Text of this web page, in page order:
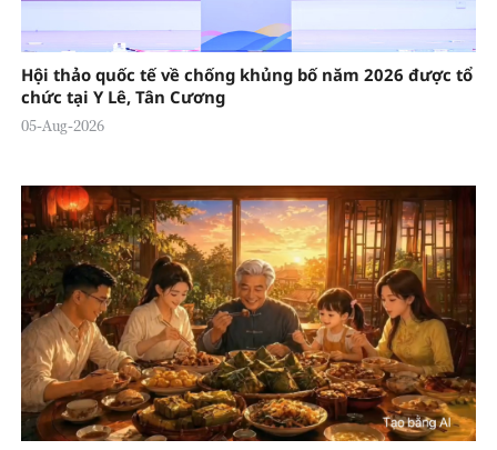
Hội thảo quốc tế về chống khủng bố năm 2026 được tổ
chức tại Y Lê, Tân Cương
05-Aug-2026